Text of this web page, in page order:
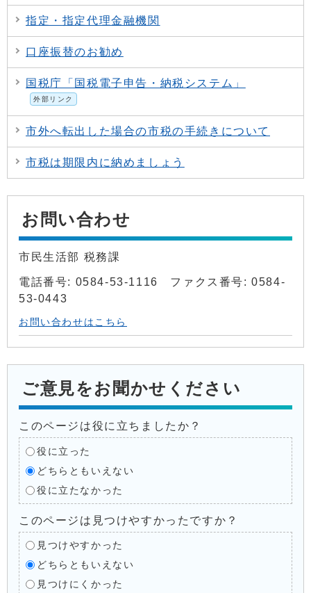
指定・指定代理金融機関
口座振替のお勧め
国税庁「国税電子申告・納税システム」
外部リンク
市外へ転出した場合の市税の手続きについて
市税は期限内に納めましょう
お問い合わせ
市民生活部 税務課
電話番号: 0584-53-1116 ファクス番号: 0584-
53-0443
お問い合わせはこちら
ご意見をお聞かせください
このページは役に立ちましたか？
役に立った
どちらともいえない
役に立たなかった
このページは見つけやすかったですか？
見つけやすかった
どちらともいえない
見つけにくかった